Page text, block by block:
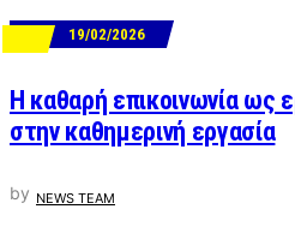
19/02/2026
Η καθαρή επικοινωνία ως
στην καθημερινή εργασία
by NEWS TEAM